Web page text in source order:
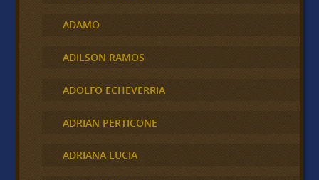
ADAMO
ADILSON RAMOS
ADOLFO ECHEVERRIA
ADRIAN PERTICONE
ADRIANA LUCIA